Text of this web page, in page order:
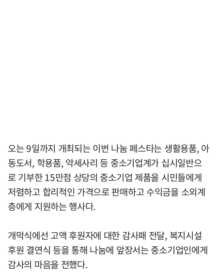
오는 9일까지 개최되는 이번 나눔 페스타는 생활용품, 아
동도서, 학용품, 악세사리 등 중소기업계가 십시일반으
로 기부한 15만점 상당의 중소기업 제품을 시민들에게
저렴하고 합리적인 가격으로 판매하고 수익금을 소외계
층에게 지원하는 행사다.
개막식에선 고액 후원자에 대한 감사패 전달, 복지시설
후원 결연식 등을 통해 나눔에 앞장서는 중소기업인에게
감사의 마음을 전했다.